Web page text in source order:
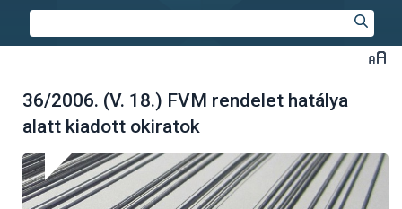
36/2006. (V. 18.) FVM rendelet hatálya
alatt kiadott okiratok